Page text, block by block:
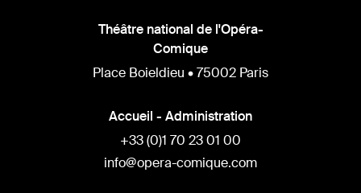
Théâtre national de l'Opéra-
Comique
Place Boieldieu • 75002 Paris
Accueil - Administration
+33 (0)1 70 23 01 00
info@opera-comique.com